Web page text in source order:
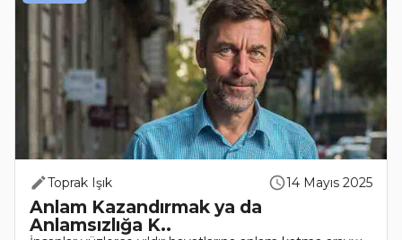
Toprak Işık 14 Mayıs 2025
Anlam Kazandırmak ya da
Anlamsızlığa K..